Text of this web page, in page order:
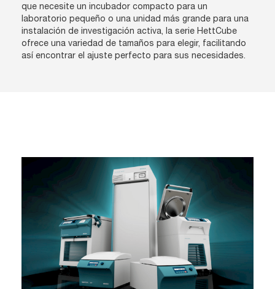
que necesite un incubador compacto para un
laboratorio pequeño o una unidad más grande para una
instalación de investigación activa, la serie HettCube
ofrece una variedad de tamaños para elegir, facilitando
así encontrar el ajuste perfecto para sus necesidades.